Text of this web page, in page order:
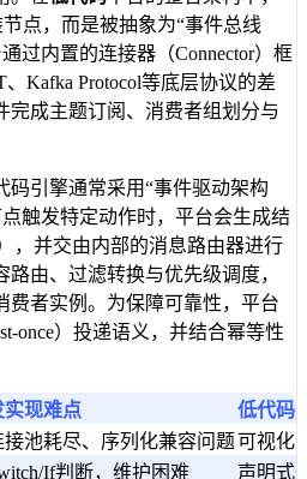
点，而是被抽象为“事件总线
通过内置的连接器（Connector）框
Kafka Protocol等底层协议的差
完成主题订阅、消费者组划分与
码引擎通常采用“事件驱动架构
触发特定动作时，平台会生成结
，并交由内部的消息路由器进行
由、过滤转换与优先级调度，
费者实例。为保障可靠性，平台
once）投递语义，并结合幂等性
实现难点
低代码
接池耗尽、序列化兼容问题可视化
If判断，维护困难 声明式